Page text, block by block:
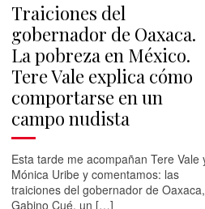
Traiciones del
gobernador de Oaxaca.
La pobreza en México.
Tere Vale explica cómo
comportarse en un
campo nudista
Esta tarde me acompañan Tere Vale
Mónica Uribe y comentamos: las
traiciones del gobernador de Oaxaca,
Gabino Cué, un […]